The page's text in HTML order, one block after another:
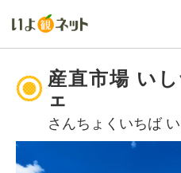
産直市場 い
ェ
さんちょくいちば